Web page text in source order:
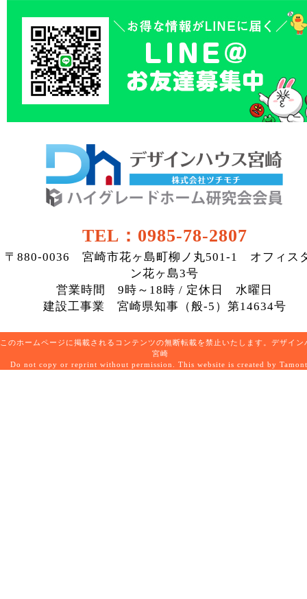
TEL：0985-78-2807
〒880-0036 宮崎市花ヶ島町柳ノ丸501-1 オフィス
ン花ヶ島3号
営業時間 9時～18時 / 定休日 水曜日
建設工事業 宮崎県知事（般-5）第14634号
このホームページに掲載されるコンテンツの無断転載を禁止いたします。デザイン
宮崎
Do not copy or reprint without permission. This website is created by